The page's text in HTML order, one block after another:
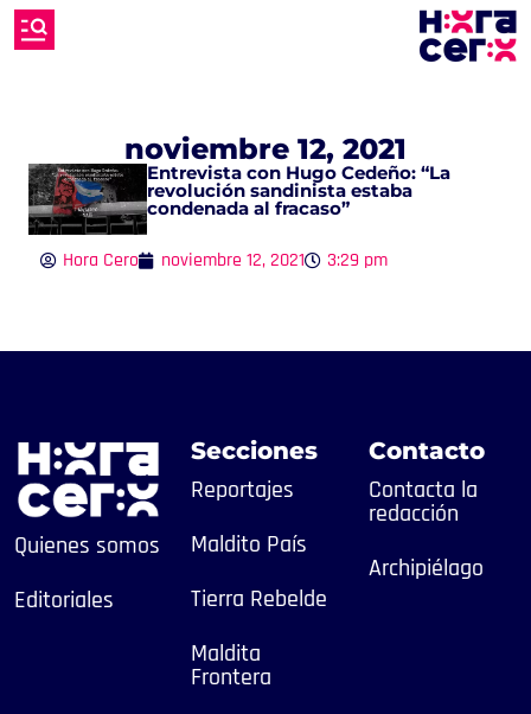
noviembre 12, 2021
Entrevista con Hugo Cedeño: “La
revolución sandinista estaba
condenada al fracaso”
Hora Cero noviembre 12, 2021 3:29 pm
Quienes somos
Editoriales
Secciones
Reportajes
Maldito País
Tierra Rebelde
Maldita
Frontera
Contacto
Contacta la
redacción
Archipiélago